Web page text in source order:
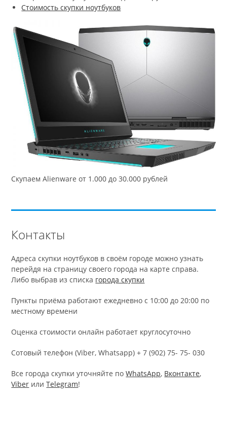
Стоимость скупки ноутбуков
Скупаем Alienware от 1.000 до 30.000 рублей
Контакты
Адреса скупки ноутбуков в своём городе можно узнать
перейдя на страницу своего города на карте справа.
Либо выбрав из списка города скупки
Пункты приёма работают ежедневно с 10:00 до 20:00 по
местному времени
Оценка стоимости онлайн работает круглосуточно
Cотовый телефон (Viber, Whatsapp) + 7 (902) 75- 75- 030
Все города скупки уточняйте поWhatsApp, Вконтакте,
Viber илиTelegram!